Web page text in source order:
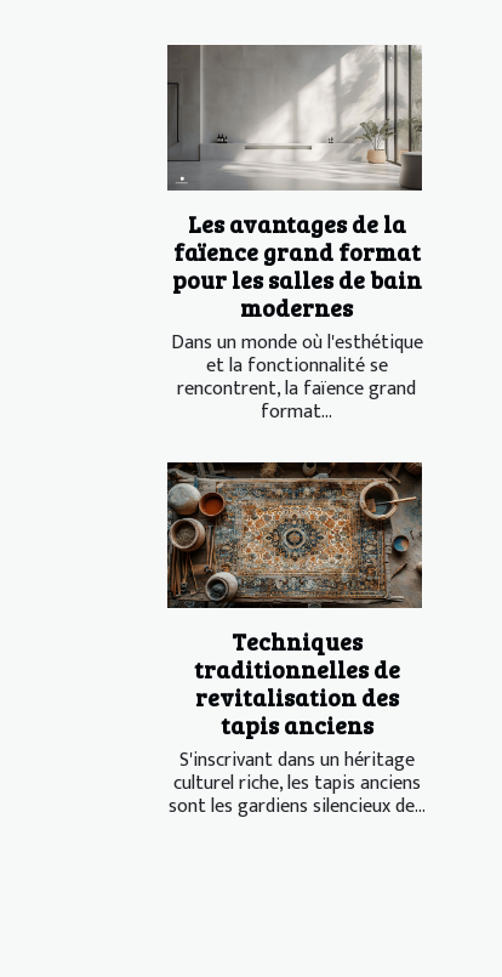
Les avantages de la
faïence grand format
pour les salles de bain
modernes
Dans un monde où l'esthétique
et la fonctionnalité se
rencontrent, la faïence grand
format...
Techniques
traditionnelles de
revitalisation des
tapis anciens
S'inscrivant dans un héritage
culturel riche, les tapis anciens
sont les gardiens silencieux de...